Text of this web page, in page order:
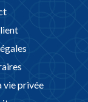
vie privée